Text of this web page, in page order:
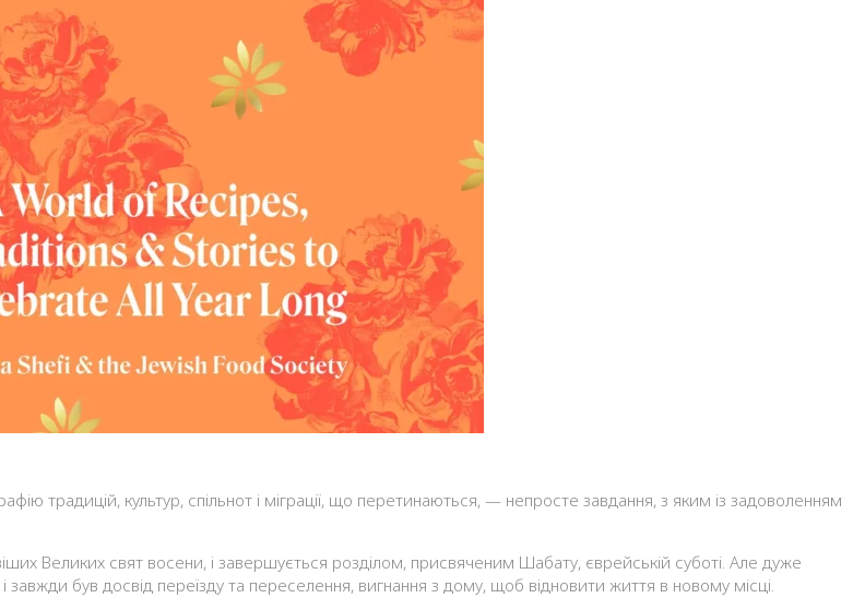
традицій, культур, спільнот і міграції, що перетинаються, — непросте завдання, з яким із задоволенням
Великих свят восени, і завершується розділом, присвяченим Шабату, єврейській суботі. Але дуже
був досвід переїзду та переселення, вигнання з дому, щоб відновити життя в новому місці.